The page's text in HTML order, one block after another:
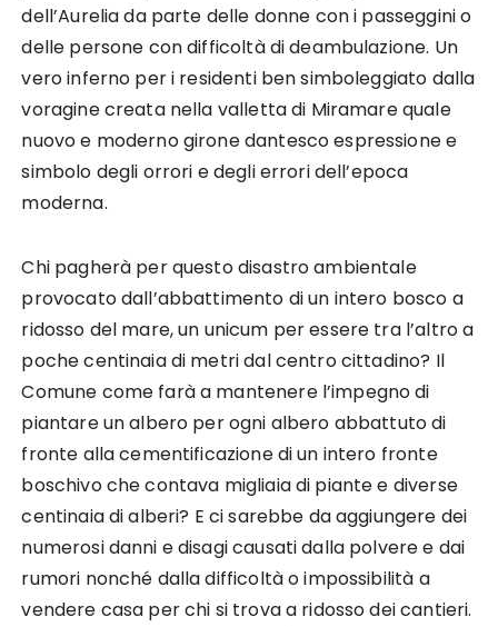
dell’Aurelia da parte delle donne con i passeggini o
delle persone con difficoltà di deambulazione. Un
vero inferno per i residenti ben simboleggiato dalla
voragine creata nella valletta di Miramare quale
nuovo e moderno girone dantesco espressione e
simbolo degli orrori e degli errori dell’epoca
moderna.
Chi pagherà per questo disastro ambientale
provocato dall’abbattimento di un intero bosco a
ridosso del mare, un unicum per essere tra l’altro a
poche centinaia di metri dal centro cittadino? Il
Comune come farà a mantenere l’impegno di
piantare un albero per ogni albero abbattuto di
fronte alla cementificazione di un intero fronte
boschivo che contava migliaia di piante e diverse
centinaia di alberi? E ci sarebbe da aggiungere dei
numerosi danni e disagi causati dalla polvere e dai
rumori nonché dalla difficoltà o impossibilità a
vendere casa per chi si trova a ridosso dei cantieri.